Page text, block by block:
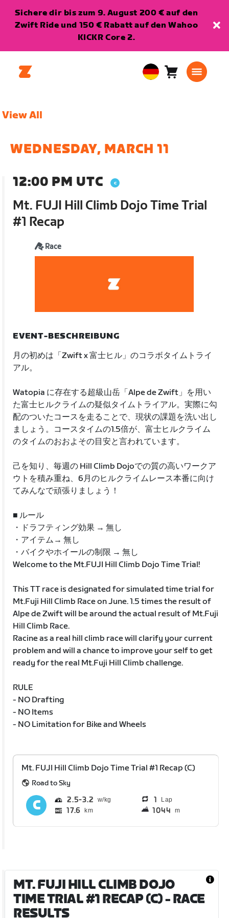
Sichere dir bis zum 9. August 200 € auf den
Zwift Ride und 150 € Rabatt auf den Wahoo
KICKR Core 2.
EuropeanWarenkorb
View All
WEDNESDAY, MARCH 11
12:00 PM UTC
Mt. FUJI Hill Climb Dojo Time Trial
#1 Recap
Race
EVENT-BESCHREIBUNG
月の初めは「Zwift x 富士ヒル」のコラボタイムトライ
アル。
Watopia に存在する超級山岳「Alpe de Zwift」を用い
た富士ヒルクライムの疑似タイムトライアル。実際に勾
配のついたコースを走ることで、現状の課題を洗い出し
ましょう。コースタイムの1.5倍が、富士ヒルクライム
のタイムのおおよその目安と言われています。
己を知り、毎週の Hill Climb Dojoでの質の高いワークア
ウトを積み重ね、6月のヒルクライムレース本番に向け
てみんなで頑張りましょう！
■ ルール
・ドラフティング効果 → 無し
・アイテム→ 無し
・バイクやホイールの制限 → 無し
Welcome to the Mt.FUJI Hill Climb Dojo Time Trial!
This TT race is designated for simulated time trial for
Mt.Fuji Hill Climb Race on June. 1.5 times the result of
Alpe de Zwift will be around the actual result of Mt.Fuji
Hill Climb Race.
Racine as a real hill climb race will clarify your current
problem and will a chance to improve your self to get
ready for the real Mt.Fuji Hill Climb challenge.
RULE
- NO Drafting
- NO Items
- NO Limitation for Bike and Wheels
Mt. FUJI Hill Climb Dojo Time Trial #1 Recap (C)
Road to Sky
2.5 3.2 1 Lap
17.6 km 1044 m
MT. FUJI HILL CLIMB DOJO
TIME TRIAL #1 RECAP (C)- RACE
RESULTS